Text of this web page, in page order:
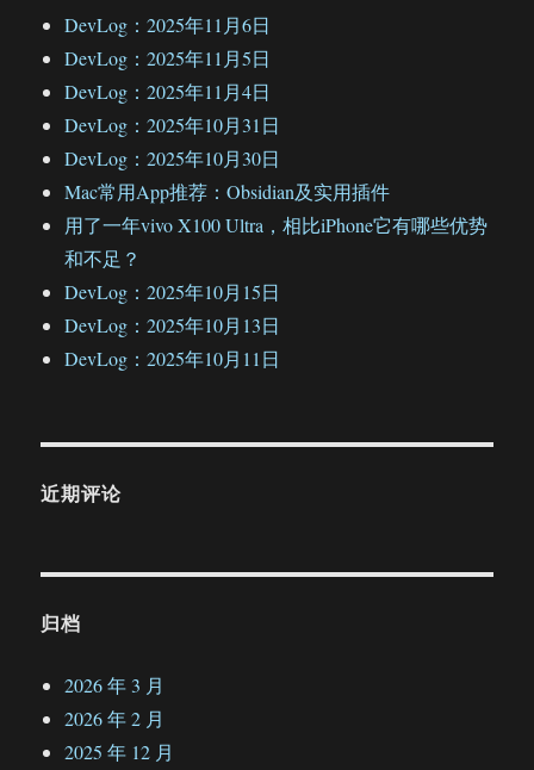
DevLog：2025年11月6日
DevLog：2025年11月5日
DevLog：2025年11月4日
DevLog：2025年10月31日
DevLog：2025年10月30日
Mac常用App推荐：Obsidian及实用插件
用了一年vivo X100 Ultra，相比iPhone它有哪些优势
和不足？
DevLog：2025年10月15日
DevLog：2025年10月13日
DevLog：2025年10月11日
近期评论
归档
2026 年 3 月
2026 年 2 月
2025 年 12 月